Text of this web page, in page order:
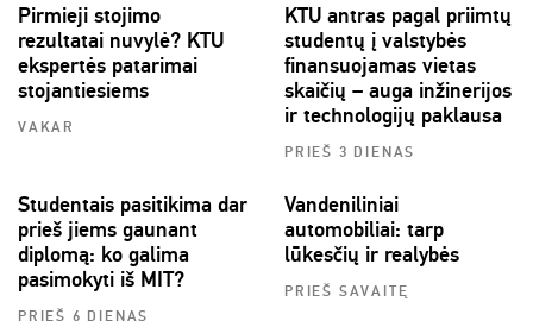
Pirmieji stojimo
rezultatai nuvylė? KTU
ekspertės patarimai
stojantiesiems
VAKAR
KTU antras pagal priimtų
studentų į valstybės
finansuojamas vietas
skaičių – auga inžinerijos
ir technologijų paklausa
PRIEŠ 3 DIENAS
Studentais pasitikima dar
prieš jiems gaunant
diplomą: ko galima
pasimokyti iš MIT?
PRIEŠ 6 DIENAS
Vandeniliniai
automobiliai: tarp
lūkesčių ir realybės
PRIEŠ SAVAITĘ